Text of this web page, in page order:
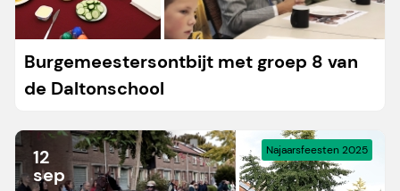
Burgemeestersontbijt met groep 8 van
de Daltonschool
12
sep
Najaarsfeesten 2025